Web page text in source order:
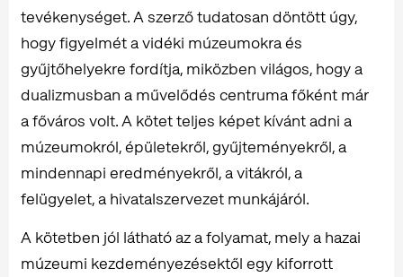
tevékenységet. A szerző tudatosan döntött úgy,
hogy figyelmét a vidéki múzeumokra és
gyűjtőhelyekre fordítja, miközben világos, hogy a
dualizmusban a művelődés centruma főként már
a főváros volt. A kötet teljes képet kívánt adni a
múzeumokról, épületekről, gyűjteményekről, a
mindennapi eredményekről, a vitákról, a
felügyelet, a hivatalszervezet munkájáról.
A kötetben jól látható az a folyamat, mely a hazai
múzeumi kezdeményezésektől egy kiforrott